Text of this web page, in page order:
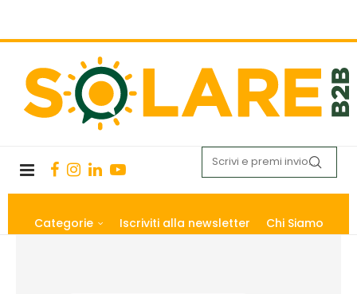
Categorie Iscriviti alla newsletter Chi Siamo